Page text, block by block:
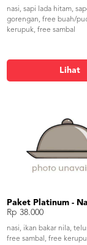
nasi, sapi lada hitam,
gorengan, free buah/
kerupuk, free sambal
Lihat
Rp 38.000
nasi, ikan bakar nila,
free sambal, free